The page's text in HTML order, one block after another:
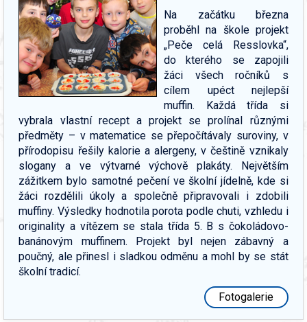
Na začátku března
proběhl na škole projekt
„Peče celá Resslovka“,
do kterého se zapojili
žáci všech ročníků s
cílem upéct nejlepší
muffin. Každá třída si
vybrala vlastní recept a projekt se prolínal různými
předměty – v matematice se přepočítávaly suroviny, v
přírodopisu řešily kalorie a alergeny, v češtině vznikaly
slogany a ve výtvarné výchově plakáty. Největším
zážitkem bylo samotné pečení ve školní jídelně, kde si
žáci rozdělili úkoly a společně připravovali i zdobili
muffiny. Výsledky hodnotila porota podle chuti, vzhledu i
originality a vítězem se stala třída 5. B s čokoládovo-
banánovým muffinem. Projekt byl nejen zábavný a
poučný, ale přinesl i sladkou odměnu a mohl by se stát
školní tradicí.
Fotogalerie